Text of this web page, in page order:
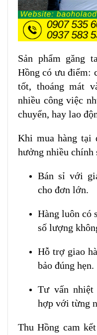
Sản phẩm găng
Hồng có ưu điểm:
tốt, thoáng mát
nhiều công việc
chuyển, hay lao
Khi mua hàng tại
hưởng nhiều chính
Bán sỉ với
cho đơn lớn.
Hàng luôn có
số lượng
Hỗ trợ giao
bảo đúng hẹn.
Tư vấn nhiệt
hợp với từng
Thu Hồng cam